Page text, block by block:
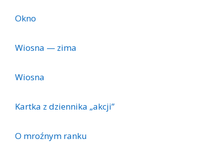
Okno
Wiosna — zima
Wiosna
Kartka z dziennika „akcji”
O mroźnym ranku